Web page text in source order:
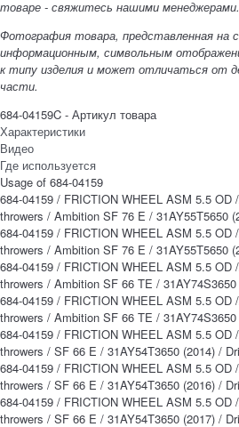
товаре - свяжитесь нашими менеджерами.
Фотография товара, представленная на
информационным, символьным
к типу изделия и может отличаться от
части.
684-04159C - Артикул товара
Характеристики
Видео
Где используется
Usage of 684-04159
684-04159 / FRICTION WHEEL ASM 5.5 OD
throwers / Ambition SF 76 E / 31AY55T5650
684-04159 / FRICTION WHEEL ASM 5.5 OD
throwers / Ambition SF 76 E / 31AY55T5650
684-04159 / FRICTION WHEEL ASM 5.5 OD
throwers / Ambition SF 66 TE /
684-04159 / FRICTION WHEEL ASM 5.5 OD
throwers / Ambition SF 66 TE /
684-04159 / FRICTION WHEEL ASM 5.5 OD
throwers / SF 66 E / 31AY54T3650 (2014) /
684-04159 / FRICTION WHEEL ASM 5.5 OD
throwers / SF 66 E / 31AY54T3650 (2016) /
684-04159 / FRICTION WHEEL ASM 5.5 OD
throwers / SF 66 E / 31AY54T3650 (2017) /